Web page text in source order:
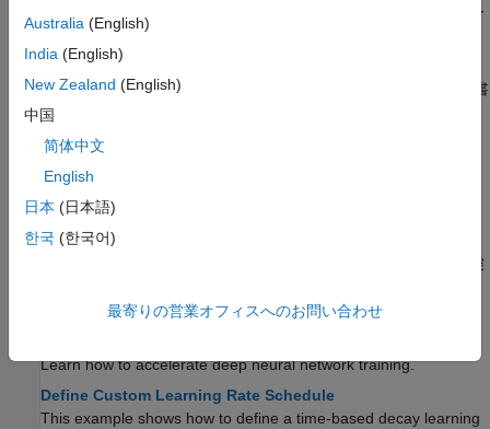
この例では、深層学習による分類用のシンプルな畳み込みニュー
ラル ネットワークを作成し、学習を行う方法を説明します。
回帰用の畳み込みニューラル ネットワークの学習
この例では、畳み込みニューラル ネットワークに学習させ、手書
きの数字の回転角度を予測する方法を示します。
Create Custom Deep Learning Training Plot
updates at each iteration during training of deep learning neural
networks using
深層学習における学習用のカスタム停止条件
を使用し、カスタム停止条件に基づいて深
(R2023b 以降)
Learn how to accelerate deep neural network training.
Define Custom Learning Rate Schedule
This example shows how to define a time-based decay learning
Australia (English)
India (English)
New Zealand (English)
中国
简体中文
English
日本 (日本語)
한국 (한국어)
最寄りの営業オフィスへのお問い合わせ